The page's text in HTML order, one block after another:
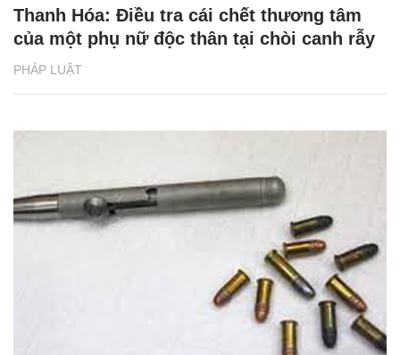
PHÁP LUẬT
Thanh Hóa: Điều tra cái chết thương tâm
của một phụ nữ độc thân tại chòi canh rẫy